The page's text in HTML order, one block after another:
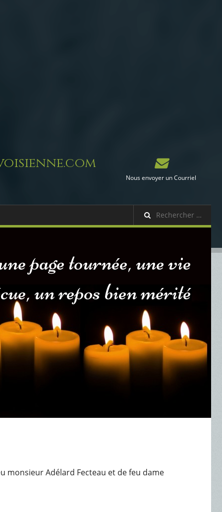
Nous envoyer un Courriel
page tournée, une vie
un repos bien mérité
monsieur Adélard Fecteau et de feu dame